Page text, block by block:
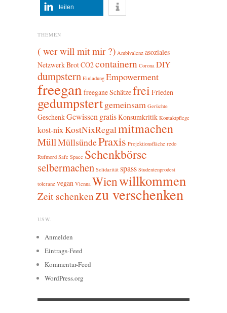
teilen
THEMEN
( wer will mit mir ?) Ambivalenz asoziales
NetzwerkBrotCO2containern Corona DIY
dumpstern Einladung Empowerment
freegan freegane Schätzefrei Frieden
gedumpstertgemeinsam Gerüchte
GeschenkGewissengratisKonsumkritik Kontaktpflege
kost-nixKostNixRegalmitmachen
MüllMüllsündePraxis Projektionsfläche redo
Rufmord Safe Space Schenkbörse
selbermachen Solidarität spass Studentenprodest
toleranz vegan Vienna Wienwillkommen
Zeit schenkenzu verschenken
USW.
Anmelden
Eintrags-Feed
Kommentar-Feed
WordPress.org